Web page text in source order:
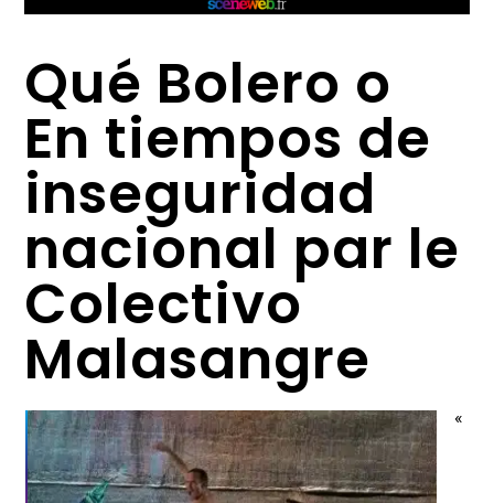
Qué Bolero o
En tiempos de
inseguridad
nacional par le
Colectivo
Malasangre
«